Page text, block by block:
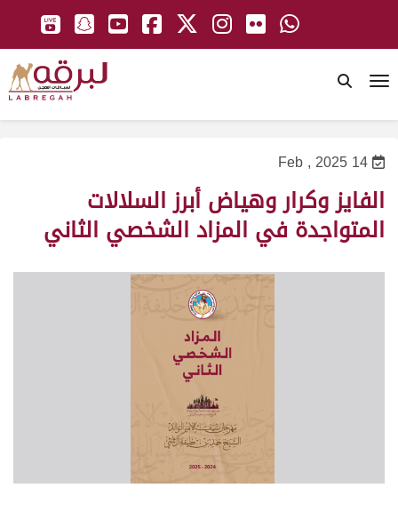
14 Feb , 2025
الفايز وكرار وهياض أبرز السلالات
المتواجدة في المزاد الشخصي الثاني